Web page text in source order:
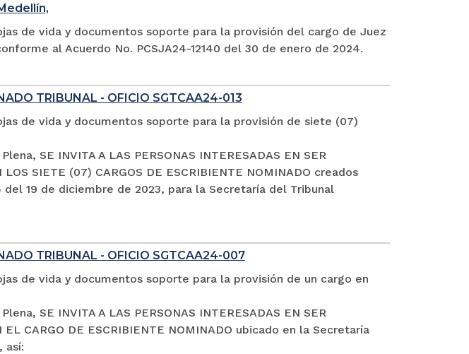
de vida y documentos soporte para la provisión del cargo de Juez
al Acuerdo No. PCSJA24-12140 del 30 de enero de 2024.
TRIBUNAL - OFICIO SGTCAA24-013
de vida y documentos soporte para la provisión de siete (07)
SE INVITA A LAS PERSONAS INTERESADAS EN SER
LOS SIETE (07) CARGOS DE ESCRIBIENTE NOMINADO creados
del 19 de diciembre de 2023, para la Secretaría del Tribunal
TRIBUNAL - OFICIO SGTCAA24-007
de vida y documentos soporte para la provisión de un cargo en
SE INVITA A LAS PERSONAS INTERESADAS EN SER
EL CARGO DE ESCRIBIENTE NOMINADO ubicado en la Secretaría
así: